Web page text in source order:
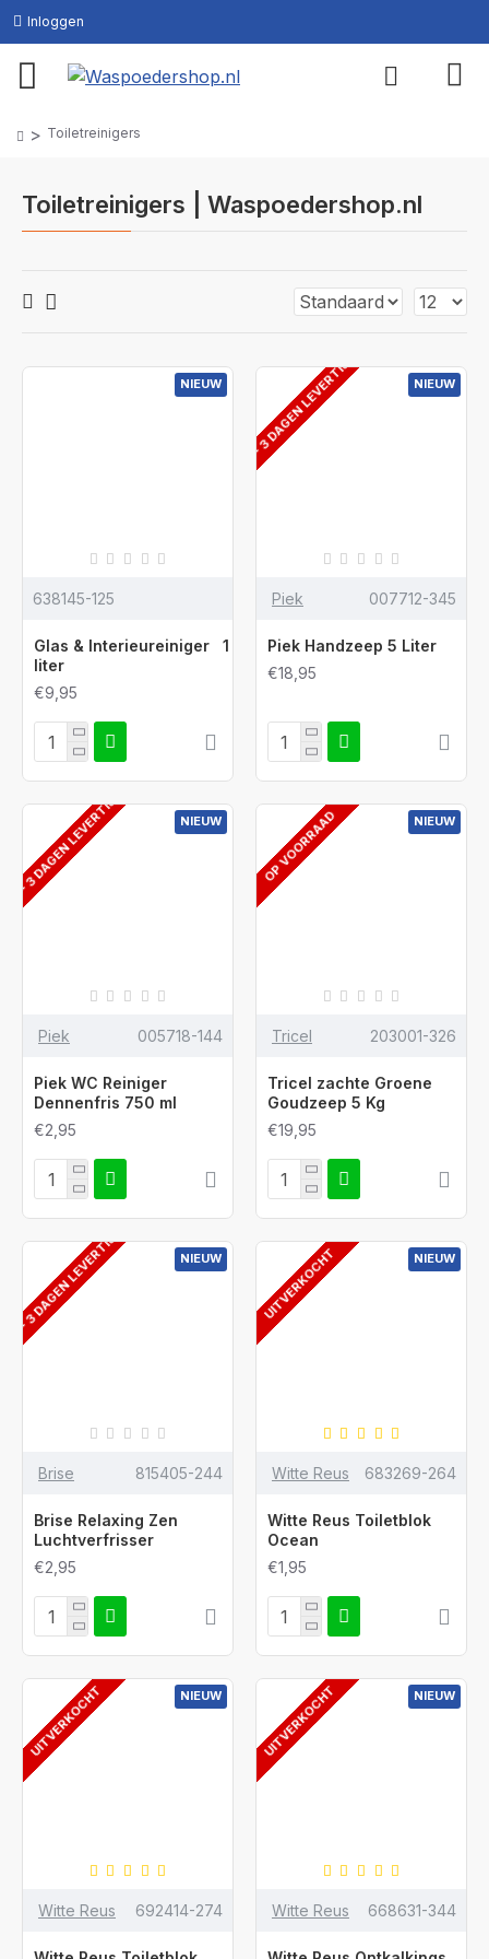
Inloggen
Toiletreinigers
Toiletreinigers | Waspoedershop.nl
NIEUW
638145-125
Glas & Interieureiniger 1
liter
€9,95
NIEUW
2 - 3 DAGEN LEVERTIJD
Piek 007712-345
Piek Handzeep 5 Liter
€18,95
NIEUW
2 - 3 DAGEN LEVERTIJD
Piek 005718-144
Piek WC Reiniger
Dennenfris 750 ml
€2,95
NIEUW
OP VOORRAAD
Tricel 203001-326
Tricel zachte Groene
Goudzeep 5 Kg
€19,95
NIEUW
2 - 3 DAGEN LEVERTIJD
Brise 815405-244
Brise Relaxing Zen
Luchtverfrisser
€2,95
NIEUW
UITVERKOCHT
Witte Reus 683269-264
Witte Reus Toiletblok
Ocean
€1,95
NIEUW
UITVERKOCHT
Witte Reus 692414-274
NIEUW
UITVERKOCHT
Witte Reus 668631-344